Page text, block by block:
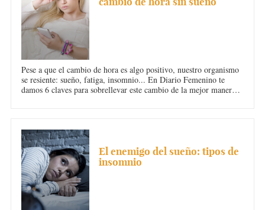
Pese a que el cambio de hora es algo positivo, nuestro organismo
se resiente: sueño, fatiga, insomnio... En Diario Femenino te
damos 6 claves para sobrellevar este cambio de la mejor manera
El enemigo del sueño: tipos de
insomnio